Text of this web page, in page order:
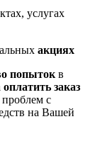
услугах
акциях
попыток в
оплатить заказ
проблем с
на Вашей